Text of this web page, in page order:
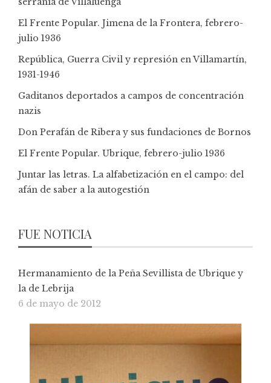
El Frente Popular. Jimena de la Frontera, febrero-
julio 1936
República, Guerra Civil y represión en Villamartín,
1931-1946
Gaditanos deportados a campos de concentración
nazis
Don Perafán de Ribera y sus fundaciones de Bornos
El Frente Popular. Ubrique, febrero-julio 1936
Juntar las letras. La alfabetización en el campo: del
afán de saber a la autogestión
FUE NOTICIA
Hermanamiento de la Peña Sevillista de Ubrique y
la de Lebrija
6 de mayo de 2012